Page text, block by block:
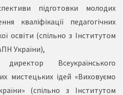
підготовки молодих
кваліфікації педагогічних
освіти (спільно з Інститутом
України),
Всеукраїнського
мистецьких ідей «Виховуємо
(спільно з Інститутом